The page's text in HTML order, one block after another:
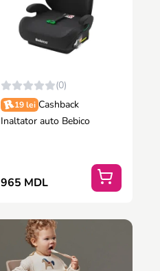
(0)
19 lei Cashback
Inaltator auto Bebico
965 MDL